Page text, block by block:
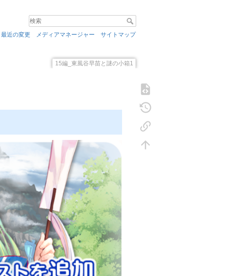
最近の変更 メディアマネージャー サイトマップ
15編_東風谷早苗と謎の小箱1